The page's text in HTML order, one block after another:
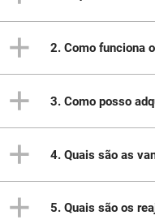
Consórcio é,
comum, em um prazo
2. Como funciona
O interessado entra
dados pessoais. A
interessado. O cliente
3. Como posso
Para adquirir uma
4. Quais são as
Você não precisa
5. Quais são os